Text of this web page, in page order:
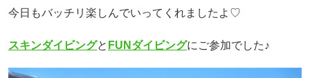
今日もバッチリ楽しんでいってくれましたよ♡
スキンダイビングと FUNダイビングにご参加でした♪